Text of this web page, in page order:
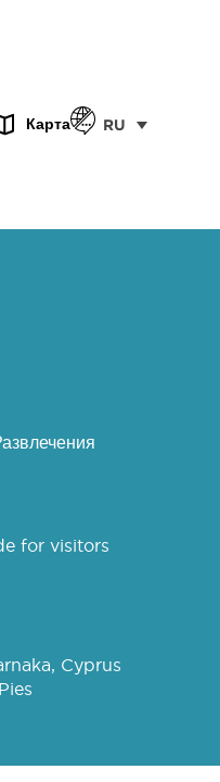
Карта RU
for visitors
Cyprus